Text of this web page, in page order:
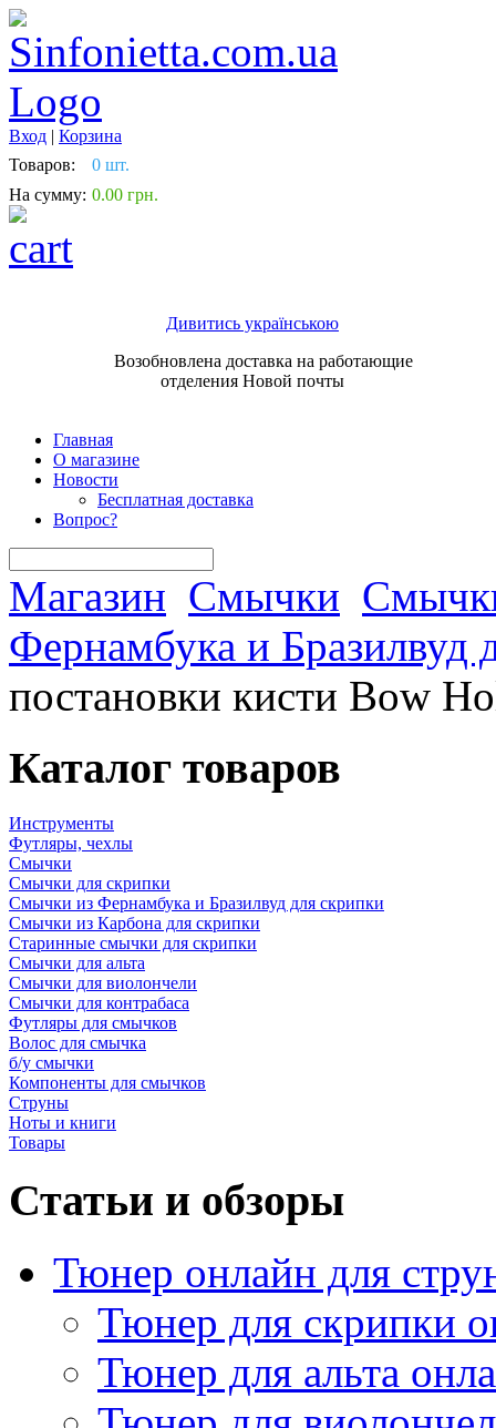
Вход | Корзина
Товаров:
0 шт.
На сумму: 0.00 грн.
Дивитись українською
Возобновлена доставка на работающие
отделения Новой почты
Главная
О магазине
Новости
Бесплатная доставка
Вопрос?
Магазин Смычки
Фернамбука и Бразилвуд
постановки кисти Bow
Каталог товаров
Инструменты
Футляры, чехлы
Смычки
Смычки для скрипки
Смычки из Фернамбука и Бразилвуд для скрипки
Смычки из Карбона для скрипки
Старинные смычки для скрипки
Смычки для альта
Смычки для виолончели
Смычки для контрабаса
Футляры для смычков
Волос для смычка
б/у смычки
Компоненты для смычков
Струны
Ноты и книги
Товары
Статьи и обзоры
Тюнер онлайн для
Тюнер для скрипки
Тюнер для альта